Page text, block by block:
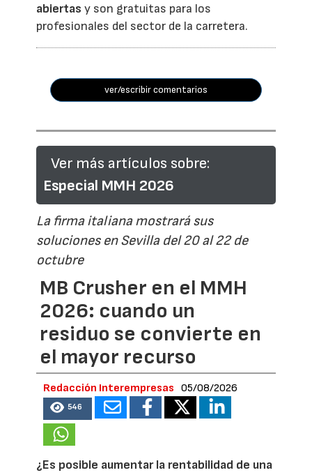
abiertas y son gratuitas para los
profesionales del sector de la carretera.
ver/escribir comentarios
Ver más artículos sobre:
Especial MMH 2026
La firma italiana mostrará sus
soluciones en Sevilla del 20 al 22 de
octubre
MB Crusher en el MMH
2026: cuando un
residuo se convierte en
el mayor recurso
Redacción Interempresas 05/08/2026
546
¿Es posible aumentar la rentabilidad de una